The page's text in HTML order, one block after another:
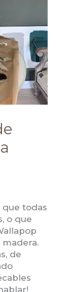
que todas
o que
de